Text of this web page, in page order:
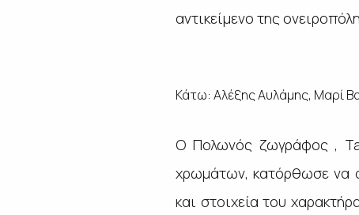
αντικείμενο της
Κάτω: Αλέξης Αυλάμης, Μαρί
Ο Πολωνός ζωγράφος ,
χρωμάτων, κατόρθωσε να
και στοιχεία του